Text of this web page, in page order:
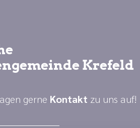
Krefeld
gerne Kontakt zu uns auf!